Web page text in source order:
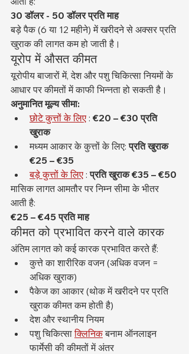
30 डॉलर - 50 डॉलर प्रति माह
बड़े पैक (6 या 12 महीने) में खरीदने से अक्सर प्रति
खुराक की लागत कम हो जाती है।
यूरोप में औसत कीमत
यूरोपीय बाजारों में, देश और पशु चिकित्सा नियमों के
आधार पर कीमतों में काफी भिन्नता हो सकती है।
अनुमानित मूल्य सीमा:
छोटे कुत्तों के लिए : €20 – €30 प्रति
खुराक
मध्यम आकार के कुत्तों के लिए: प्रति खुराक
€25 – €35
बड़े कुत्तों के लिए : प्रति खुराक €35 – €50
मासिक लागत आमतौर पर निम्न सीमा के भीतर
आती है:
€25 – €45 प्रति माह
कीमत को प्रभावित करने वाले कारक
अंतिम लागत को कई कारक प्रभावित करते हैं:
कुत्ते का शारीरिक वजन (अधिक वजन =
अधिक खुराक)
पैकेज का आकार (थोक में खरीदने पर प्रति
खुराक कीमत कम होती है)
देश और स्थानीय नियम
पशु चिकित्सा क्लिनिक बनाम ऑनलाइन
फार्मेसी की कीमतों में अंतर